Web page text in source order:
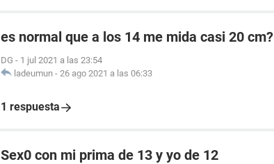
es normal que a los 14 me mida casi 20 cm?
DG - 1 jul 2021 a las 23:54
ladeumun - 26 ago 2021 a las 06:33
1 respuesta
Sex0 con mi prima de 13 y yo de 12